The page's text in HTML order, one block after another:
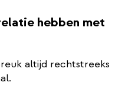
hebben met
altijd rechtstreeks